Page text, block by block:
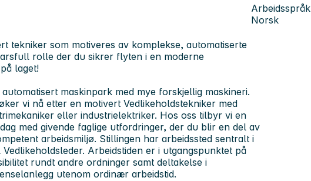
Arbeidsspråk
Norsk
tekniker som motiveres av komplekse, automatiserte
rolle der du sikrer flyten i en moderne
laget!
maskinpark med mye forskjellig maskineri.
vi nå etter en motivert Vedlikeholdstekniker med
eller industrielektriker. Hos oss tilbyr vi en
med givende faglige utfordringer, der du blir en del av
arbeidsmiljø. Stillingen har arbeidssted sentralt i
Arbeidstiden er i utgangspunktet på
rundt andre ordninger samt deltakelse i
utenom ordinær arbeidstid.